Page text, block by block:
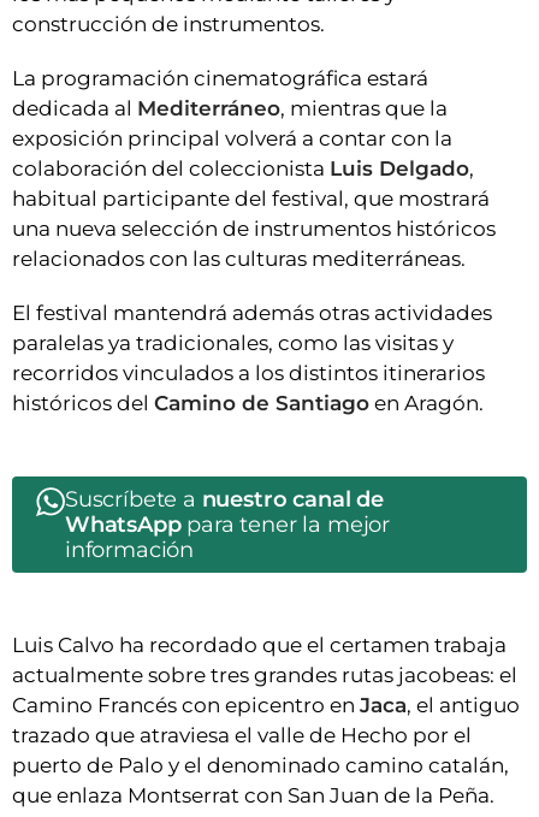
construcción de instrumentos.
La programación cinematográfica estará
dedicada al Mediterráneo, mientras que la
exposición principal volverá a contar con la
colaboración del coleccionista Luis Delgado,
habitual participante del festival, que mostrará
una nueva selección de instrumentos históricos
relacionados con las culturas mediterráneas.
El festival mantendrá además otras actividades
paralelas ya tradicionales, como las visitas y
recorridos vinculados a los distintos itinerarios
históricos del Camino de Santiago en Aragón.
Suscríbete a nuestro canal de
WhatsApppara tener la mejor
información
Luis Calvo ha recordado que el certamen trabaja
actualmente sobre tres grandes rutas jacobeas: el
Camino Francés con epicentro en Jaca, el antiguo
trazado que atraviesa el valle de Hecho por el
puerto de Palo y el denominado camino catalán,
que enlaza Montserrat con San Juan de la Peña.